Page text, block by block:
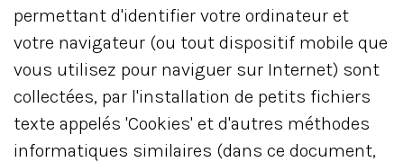
permettant d'identifier votre ordinateur et
votre navigateur (ou tout dispositif mobile que
vous utilisez pour naviguer sur Internet) sont
collectées, par l'installation de petits fichiers
texte appelés 'Cookies' et d'autres méthodes
informatiques similaires (dans ce document,